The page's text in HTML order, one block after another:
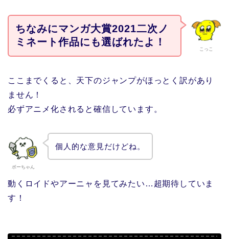
こっこ
ちなみにマンガ大賞2021二次ノ
ミネート作品にも選ばれたよ！
ここまでくると、天下のジャンプがほっとく訳があり
ません！
必ずアニメ化されると確信しています。
ボーちゃん
個人的な意見だけどね。
動くロイドやアーニャを見てみたい…超期待していま
す！